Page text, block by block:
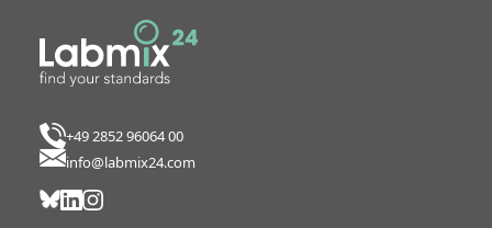
+49 2852 96064 00
info@labmix24.com